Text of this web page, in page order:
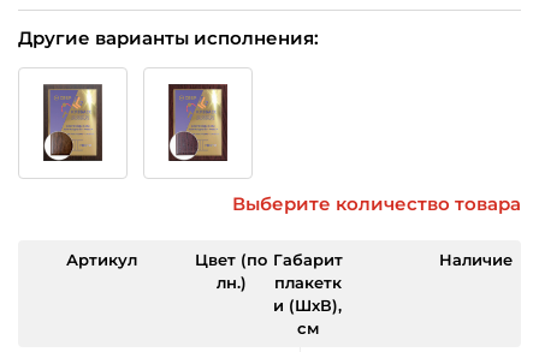
Другие варианты исполнения:
Выберите количество товара
Артикул
Цвет (по
лн.)
Габарит
плакетк
и (ШхВ),
см
Наличие